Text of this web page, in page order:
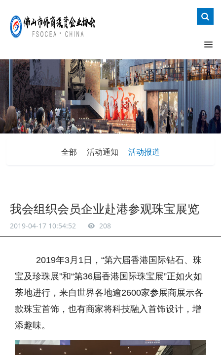
全部 活动通知 活动报道
我会组织会员企业赴港参观珠宝展览
2019-04-17 10:54:52 208
2019年3月1日，“第六届香港国际钻石、珠
宝及珍珠展”和“第36届香港国际珠宝展”正如火如
荼地进行，来自世界各地逾2600家参展商展示各
款珠宝首饰，也有商家将科技融入首饰设计，增
添趣味。